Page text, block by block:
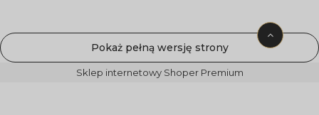
Pokaż pełną wersję strony
Sklep internetowy Shoper Premium